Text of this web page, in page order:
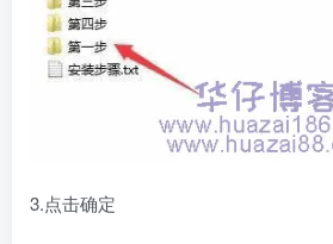
3.点击确定